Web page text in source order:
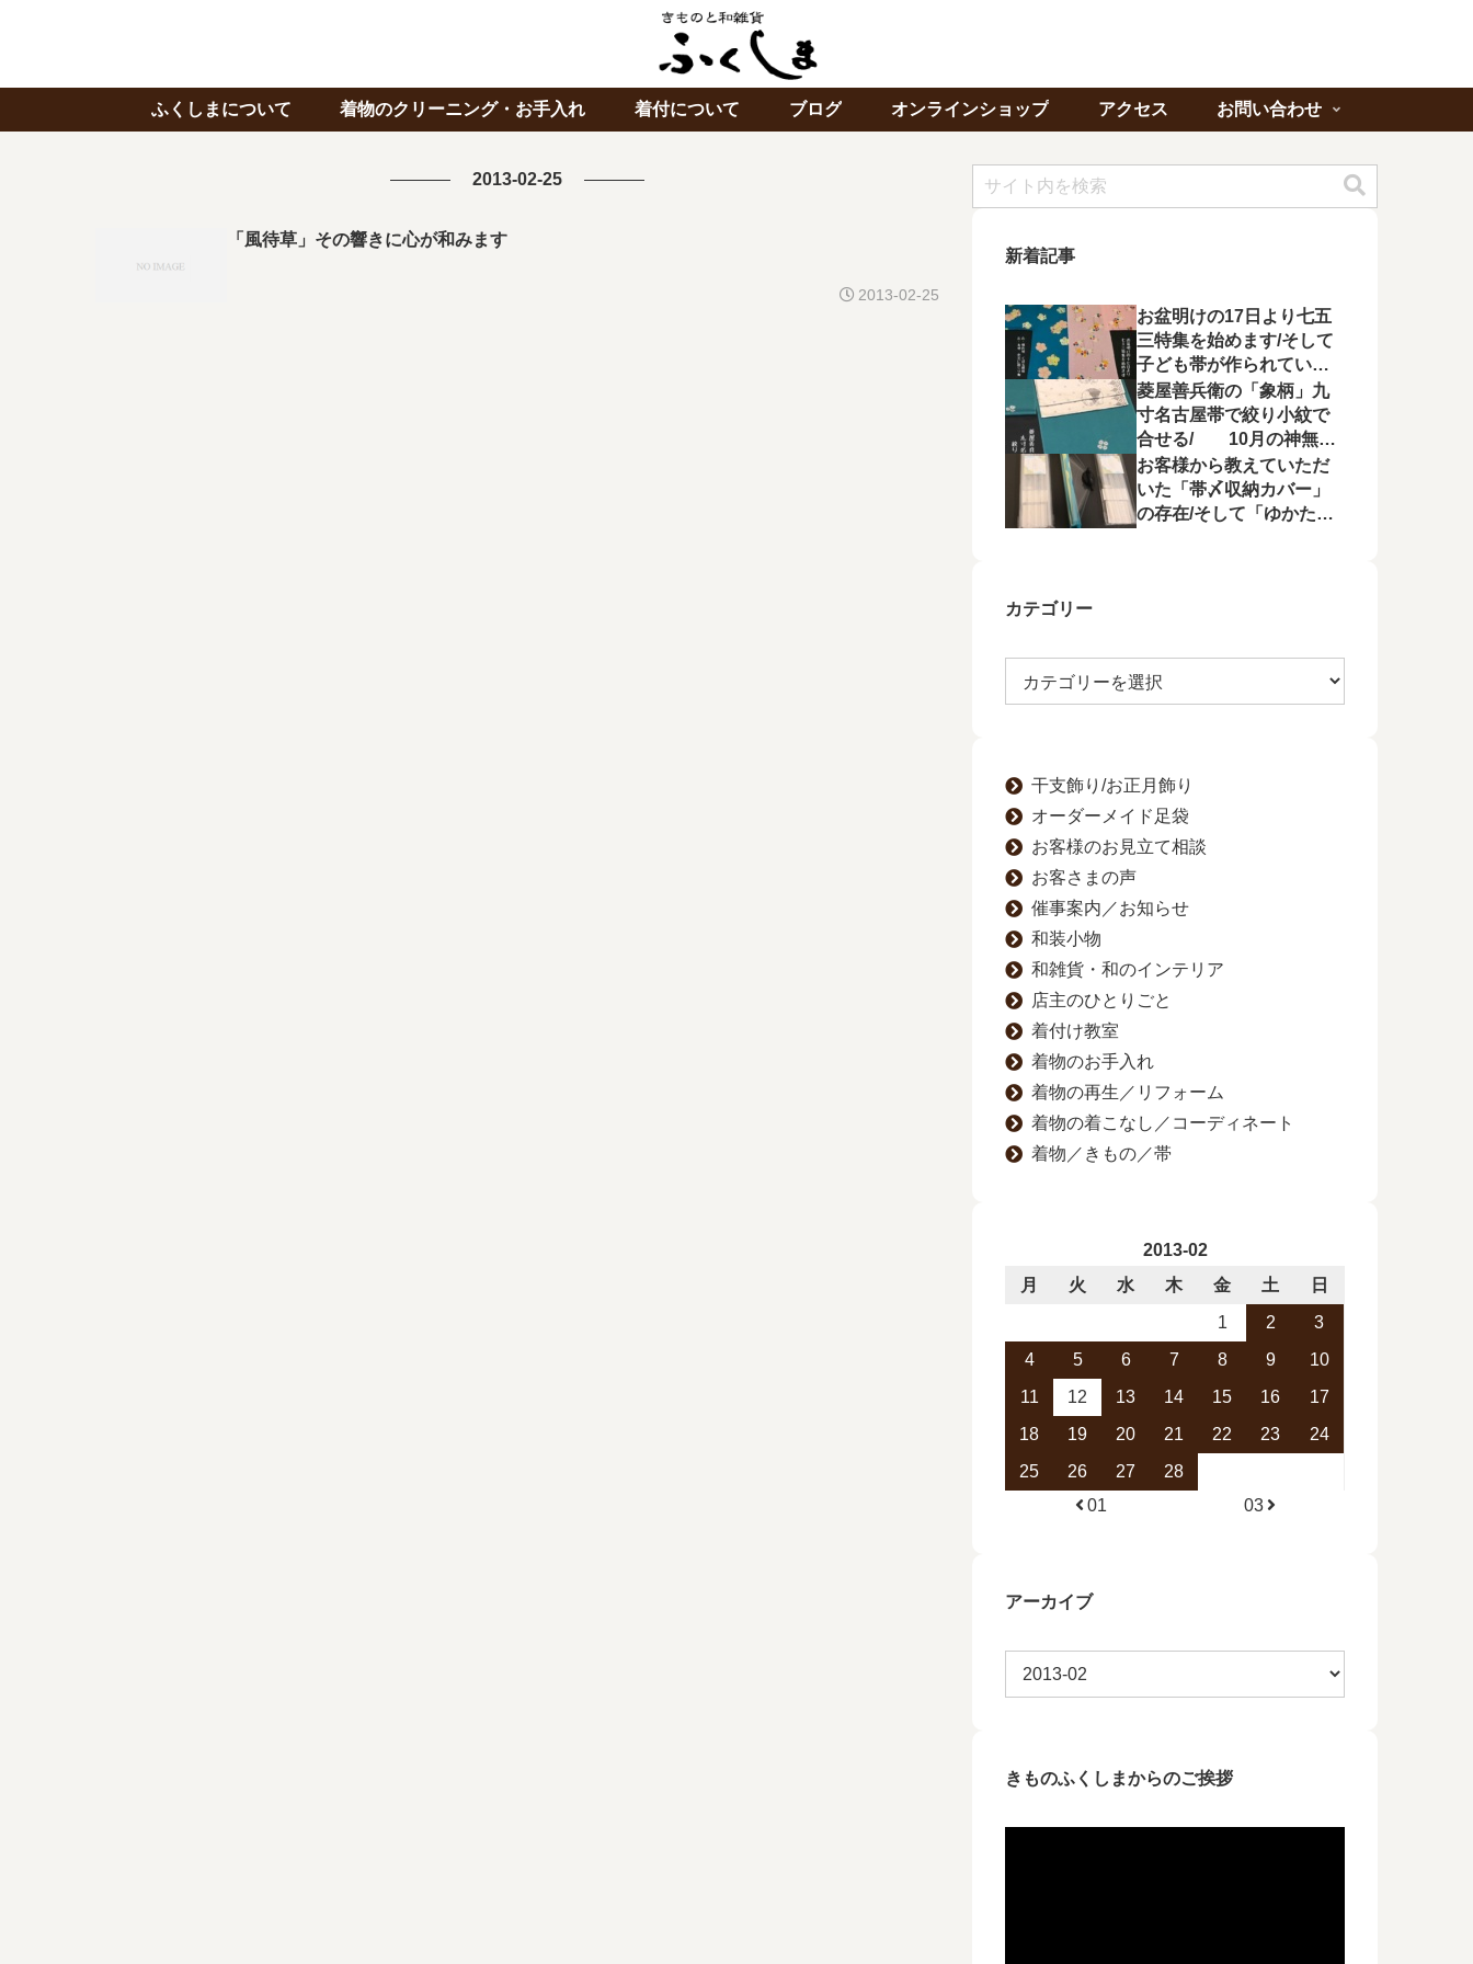
ふくしまについて 着物のクリーニング・お手入れ 着付について ブログ オンラインショップ アクセス お問い合わせ
2013-02-25
「風待草」その響きに心が和みます
2013-02-25
新着記事
お盆明けの17日より七五
三特集を始めます/そして
子ども帯が作られてい状
況に不満を漏らす
菱屋善兵衛の「象柄」九
寸名古屋帯で絞り小紋で
合せる/ 10月の神無月
の会にて菱屋善兵衛の帯
を特集！
お客様から教えていただ
いた「帯〆収納カバー」
の存在/そして「ゆかたの
カテゴリー
干支飾り/お正月飾り
オーダーメイド足袋
お客様のお見立て相談
お客さまの声
催事案内／お知らせ
和装小物
和雑貨・和のインテリア
店主のひとりごと
着付け教室
着物のお手入れ
着物の再生／リフォーム
着物の着こなし／コーディネート
着物／きもの／帯
2013-02
月
火 水 木 金 土
日
1
2
3
4
5 6 7 8 9
10
11
12 13 14 15 16
17
18
19 20 21 22 23
24
25
26 27
28
01
03
アーカイブ
きものふくしまからのご挨拶